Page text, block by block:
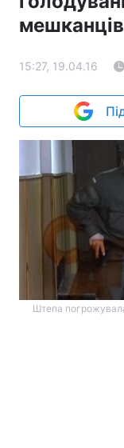
15:27, 19.04.16
Штепа